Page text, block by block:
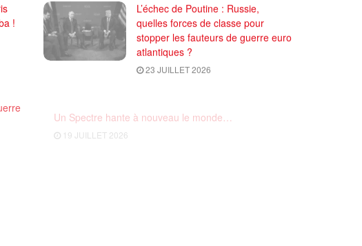
!
L’échec de Poutine : Russie,
quelles forces de classe pour
stopper les fauteurs de guerre euro
atlantiques ?
23 JUILLET 2026
19 JUILLET 2026